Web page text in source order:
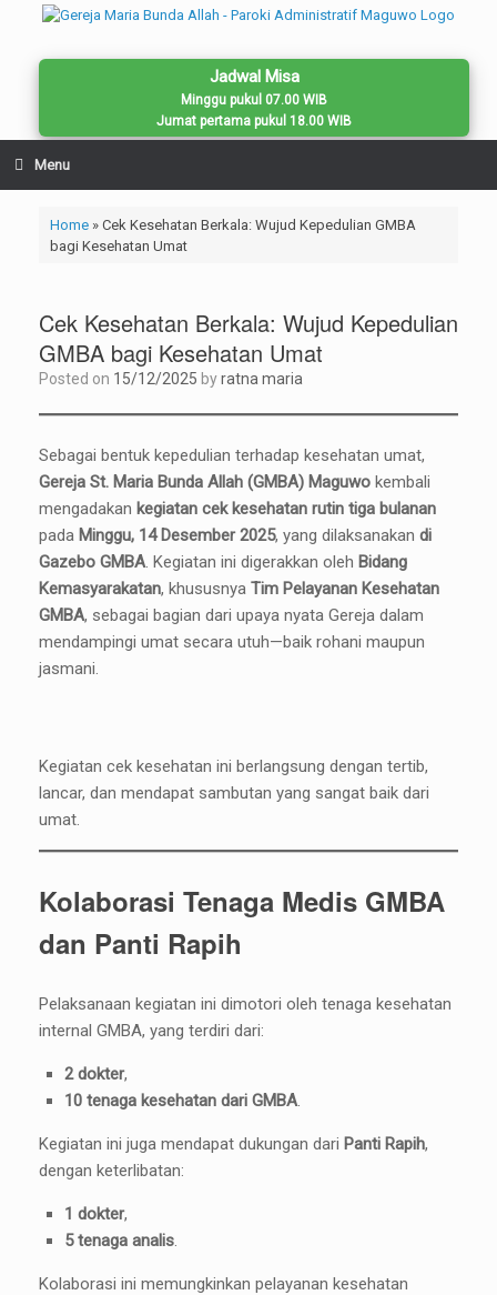
Jadwal Misa
Minggu pukul 07.00 WIB
Jumat pertama pukul 18.00 WIB
Menu
Home» Cek Kesehatan Berkala: Wujud Kepedulian GMBA
bagi Kesehatan Umat
Cek Kesehatan Berkala: Wujud Kepedulian
GMBA bagi Kesehatan Umat
Posted on 15/12/2025 byratna maria
Sebagai bentuk kepedulian terhadap kesehatan umat,
Gereja St. Maria Bunda Allah (GMBA) Maguwo kembali
mengadakan kegiatan cek kesehatan rutin tiga bulanan
pada Minggu, 14 Desember 2025, yang dilaksanakan di
Gazebo GMBA . Kegiatan ini digerakkan oleh Bidang
Kemasyarakatan, khususnya Tim Pelayanan Kesehatan
GMBA, sebagai bagian dari upaya nyata Gereja dalam
mendampingi umat secara utuh—baik rohani maupun
jasmani.
Kegiatan cek kesehatan ini berlangsung dengan tertib,
lancar, dan mendapat sambutan yang sangat baik dari
umat.
Kolaborasi Tenaga Medis GMBA
dan Panti Rapih
Pelaksanaan kegiatan ini dimotori oleh tenaga kesehatan
internal GMBA, yang terdiri dari:
2 dokter,
10 tenaga kesehatan dari GMBA.
Kegiatan ini juga mendapat dukungan dari Panti Rapih,
dengan keterlibatan:
1 dokter,
5 tenaga analis.
Kolaborasi ini memungkinkan pelayanan kesehatan